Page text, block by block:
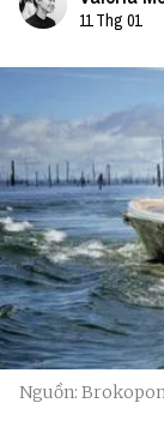
11 Thg 01
Nguồn: